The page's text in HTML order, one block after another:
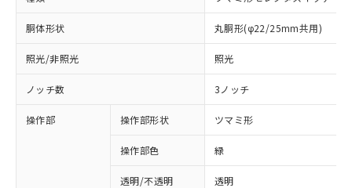
胴体形状 丸胴形(φ22/25mm共用)
照光/非照光 照光
ノッチ数 3ノッチ
操作部 操作部形状 ツマミ形
操作部色 緑
透明/不透明 透明